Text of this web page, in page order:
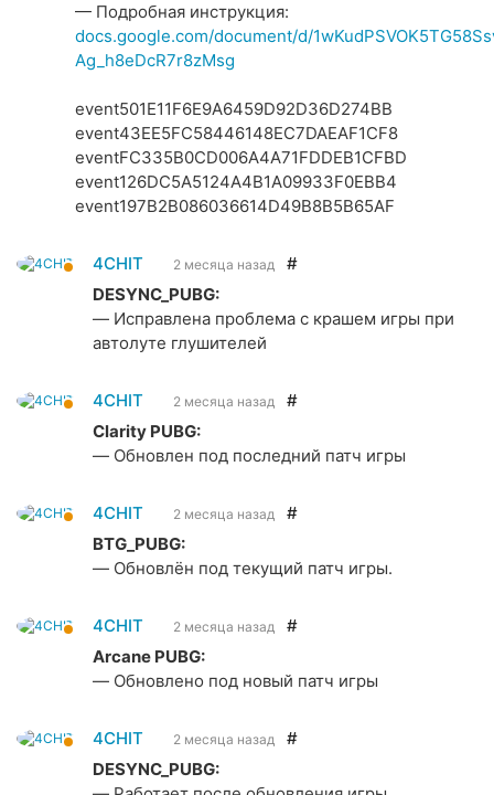
— Подробная инструкция:
docs.google.com/document/d/
Ag_h8eDcR7r8zMsg
event501E11F6E9A6459D92D36D274BB
event43EE5FC58446148EC7DAEAF1CF8
eventFC335B0CD006A4A71FDDEB1CFBD
event126DC5A5124A4B1A09933F0EBB4
event197B2B086036614D49B8B5B65AF
4CHIT 2 месяца назад
#
DESYNC_PUBG:
— Исправлена проблема с крашем игры при
автолуте глушителей
4CHIT 2 месяца назад
#
Clarity PUBG:
— Обновлен под последний патч игры
4CHIT 2 месяца назад
#
BTG_PUBG:
— Обновлён под текущий патч игры.
4CHIT 2 месяца назад
#
Arcane PUBG:
— Обновлено под новый патч игры
4CHIT 2 месяца назад
#
DESYNC_PUBG: